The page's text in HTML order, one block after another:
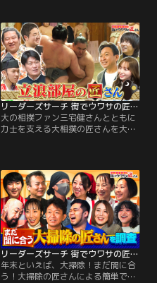
んを大調査！今回のゲストは、森泉
さん！とある空き家を再生するた
め、リフォーム作業をお手伝い！倒
壊や火災の危険性、さらに犯罪拠点
にもなっていて日本の大きな社会問
題に…。
リーダーズサーチ 街でウワサの匠さん 大の相撲ファン三宅健さんとともに力士を支える大相撲の匠さんを大調査！横綱・豊昇龍を輩出した名門・立浪部屋へ！
大の相撲ファン三宅健さんとともに
力士を支える大相撲の匠さんを大調
今回、調査するのは、第74代横綱・
豊昇龍をはじめ4人の横綱を輩出し
た名門・立浪部屋！ゲストは、大の
相撲ファンである三宅健さんをお迎
えし、芸能界きっての相撲通の山根
千佳さんとともに…。
リーダーズサーチ 街でウワサの匠さん 年末といえば、大掃除！まだ間に合う！大掃除の匠さんによる簡単でピカピカになるマル秘裏技を大調査！女子プロレス寮を大掃除！
年末といえば、大掃除！まだ間に合
う！大掃除の匠さんによる簡単でピ